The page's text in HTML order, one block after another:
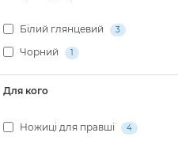
Білий глянцевий 3
Чорний 1
Для кого
Ножиці для правші 4